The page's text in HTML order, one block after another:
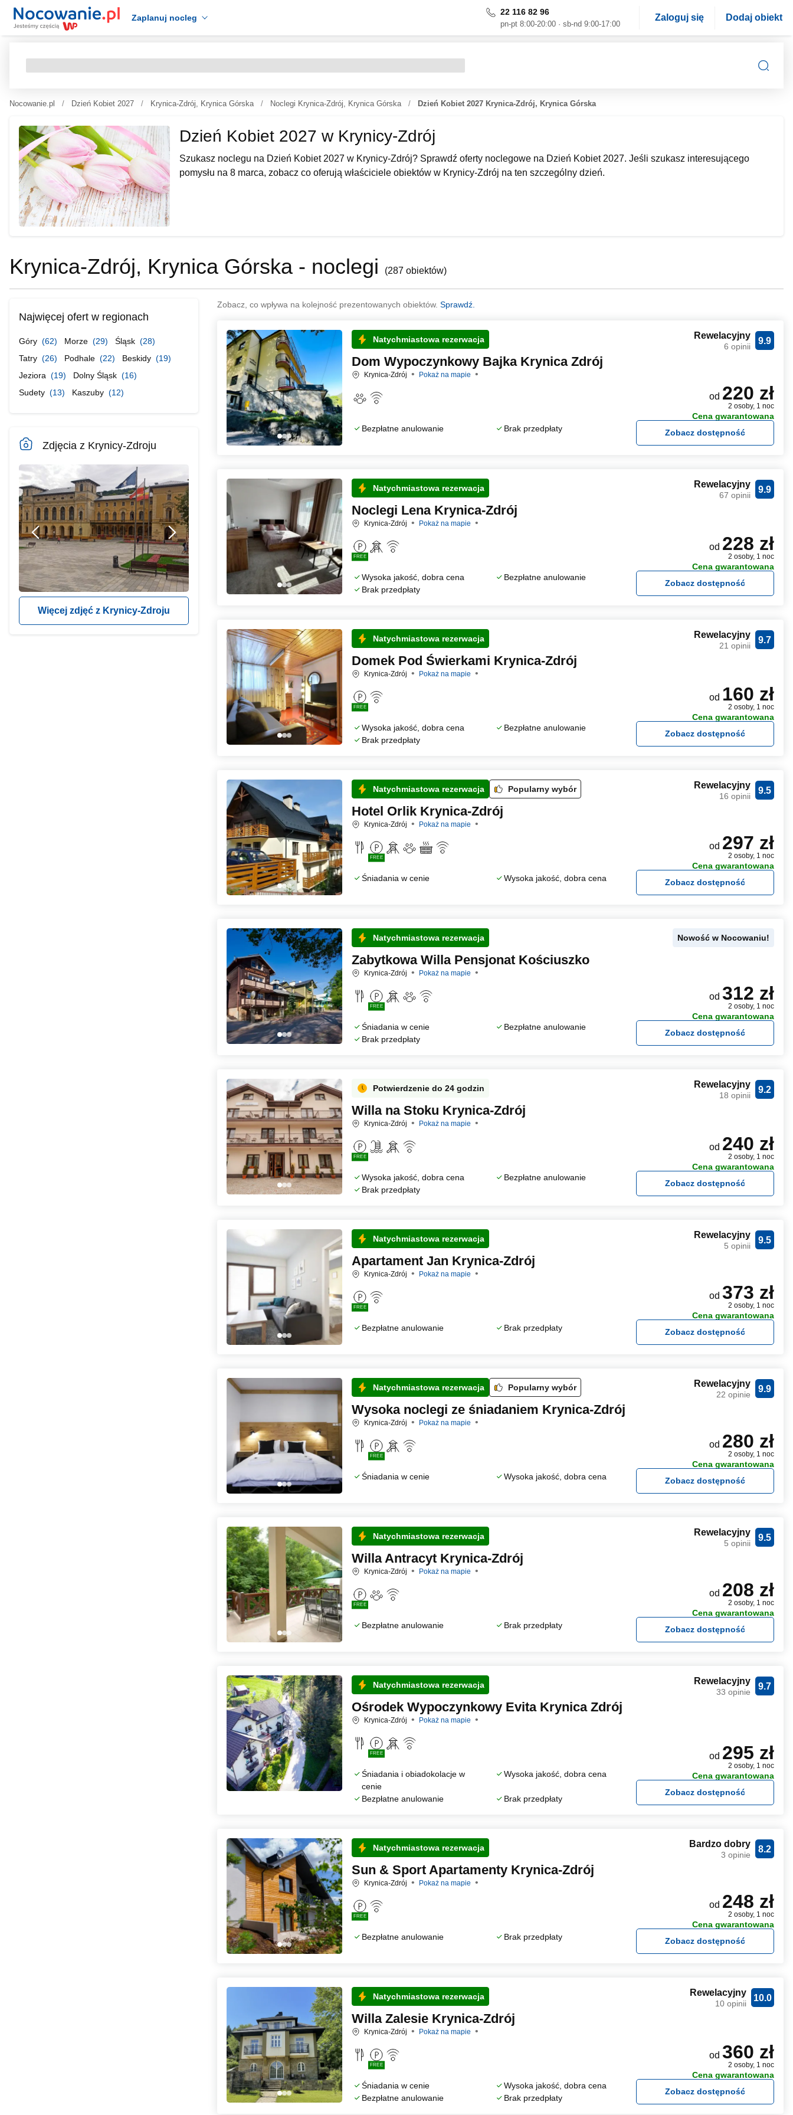
Zaplanuj nocleg
22 116 82 96
pn-pt 8:00-20:00 · sb-nd 9:00-17:00
Zaloguj się Dodaj obiekt
Nocowanie.pl Dzień Kobiet 2027 Krynica-Zdrój, Krynica Górska Noclegi Krynica-Zdrój, Krynica Górska Dzień Kobiet 2027 Krynica-Zdrój, Krynica Górska
Dzień Kobiet 2027 w Krynicy-Zdrój
Szukasz noclegu na Dzień Kobiet 2027 w Krynicy-Zdrój? Sprawdź oferty noclegowe na Dzień Kobiet 2027. Jeśli szukasz interesującego
pomysłu na 8 marca, zobacz co oferują właściciele obiektów w Krynicy-Zdrój na ten szczególny dzień.
Krynica-Zdrój, Krynica Górska - noclegi (287 obiektów)
Zobacz, co wpływa na kolejność prezentowanych obiektów. Sprawdź.
Natychmiastowa rezerwacja
Dom Wypoczynkowy Bajka Krynica Zdrój
Krynica-Zdrój Pokaż na mapie
Bezpłatne anulowanie Brak przedpłaty
9.9
Rewelacyjny
6 opinii
od 220 zł
2 osoby, 1 noc
Cena gwarantowana
Zobacz dostępność
Natychmiastowa rezerwacja
Noclegi Lena Krynica-Zdrój
Krynica-Zdrój Pokaż na mapie
FREE
Wysoka jakość, dobra cena
Bezpłatne anulowanie
Brak przedpłaty
9.9
Rewelacyjny
67 opinii
od 228 zł
2 osoby, 1 noc
Cena gwarantowana
Zobacz dostępność
Natychmiastowa rezerwacja
Domek Pod Świerkami Krynica-Zdrój
Krynica-Zdrój Pokaż na mapie
FREE
Wysoka jakość, dobra cena
Bezpłatne anulowanie
Brak przedpłaty
9.7
Rewelacyjny
21 opinii
od 160 zł
2 osoby, 1 noc
Cena gwarantowana
Zobacz dostępność
Natychmiastowa rezerwacja Popularny wybór
Hotel Orlik Krynica-Zdrój
Krynica-Zdrój Pokaż na mapie
FREE
Śniadania w cenie Wysoka jakość, dobra cena
9.5
Rewelacyjny
16 opinii
od 297 zł
2 osoby, 1 noc
Cena gwarantowana
Zobacz dostępność
Natychmiastowa rezerwacja
Zabytkowa Willa Pensjonat Kościuszko
Krynica-Zdrój Pokaż na mapie
FREE
Śniadania w cenie
Bezpłatne anulowanie
Brak przedpłaty
Nowość w Nocowaniu!
od 312 zł
2 osoby, 1 noc
Cena gwarantowana
Zobacz dostępność
Potwierdzenie do 24 godzin
Willa na Stoku Krynica-Zdrój
Krynica-Zdrój Pokaż na mapie
FREE
Wysoka jakość, dobra cena
Bezpłatne anulowanie
Brak przedpłaty
9.2
Rewelacyjny
18 opinii
od 240 zł
2 osoby, 1 noc
Cena gwarantowana
Zobacz dostępność
Natychmiastowa rezerwacja
Apartament Jan Krynica-Zdrój
Krynica-Zdrój Pokaż na mapie
FREE
Bezpłatne anulowanie Brak przedpłaty
9.5
Rewelacyjny
5 opinii
od 373 zł
2 osoby, 1 noc
Cena gwarantowana
Zobacz dostępność
Natychmiastowa rezerwacja Popularny wybór
Wysoka noclegi ze śniadaniem Krynica-Zdrój
Krynica-Zdrój Pokaż na mapie
FREE
Śniadania w cenie Wysoka jakość, dobra cena
9.9
Rewelacyjny
22 opinie
od 280 zł
2 osoby, 1 noc
Cena gwarantowana
Zobacz dostępność
Natychmiastowa rezerwacja
Willa Antracyt Krynica-Zdrój
Krynica-Zdrój Pokaż na mapie
FREE
Bezpłatne anulowanie Brak przedpłaty
9.5
Rewelacyjny
5 opinii
od 208 zł
2 osoby, 1 noc
Cena gwarantowana
Zobacz dostępność
Natychmiastowa rezerwacja
Ośrodek Wypoczynkowy Evita Krynica Zdrój
Krynica-Zdrój Pokaż na mapie
FREE
Śniadania i obiadokolacje w
cenie
Wysoka jakość, dobra cena
Bezpłatne anulowanie Brak przedpłaty
9.7
Rewelacyjny
33 opinie
od 295 zł
2 osoby, 1 noc
Cena gwarantowana
Zobacz dostępność
Natychmiastowa rezerwacja
Sun & Sport Apartamenty Krynica-Zdrój
Krynica-Zdrój Pokaż na mapie
FREE
Bezpłatne anulowanie Brak przedpłaty
8.2
Bardzo dobry
3 opinie
od 248 zł
2 osoby, 1 noc
Cena gwarantowana
Zobacz dostępność
Natychmiastowa rezerwacja
Willa Zalesie Krynica-Zdrój
Krynica-Zdrój Pokaż na mapie
FREE
Śniadania w cenie
Wysoka jakość, dobra cena
Bezpłatne anulowanie
Brak przedpłaty
10.0
Rewelacyjny
10 opinii
od 360 zł
2 osoby, 1 noc
Cena gwarantowana
Zobacz dostępność
Najwięcej ofert w regionach
Góry (62) Morze (29) Śląsk (28)
Tatry (26) Podhale (22) Beskidy (19)
Jeziora (19) Dolny Śląsk (16)
Sudety (13) Kaszuby (12)
Zdjęcia z Krynicy-Zdroju
Więcej zdjęć z Krynicy-Zdroju